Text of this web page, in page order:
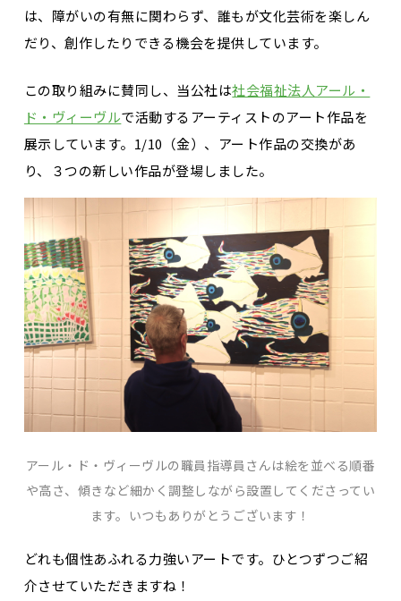
は、障がいの有無に関わらず、誰もが文化芸術を楽しん
だり、創作したりできる機会を提供しています。
この取り組みに賛同し、当公社は社会福祉法人アール・
ド・ヴィーヴルで活動するアーティストのアート作品を
展示しています。1/10（金）、アート作品の交換があ
り、３つの新しい作品が登場しました。
アール・ド・ヴィーヴルの職員指導員さんは絵を並べる順番
や高さ、傾きなど細かく調整しながら設置してくださってい
ます。いつもありがとうございます！
どれも個性あふれる力強いアートです。ひとつずつご紹
介させていただきますね！